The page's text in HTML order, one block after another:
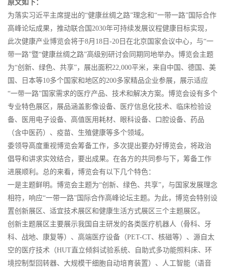
原文如下：
为落实习近平主席提出的“健康丝绸之路”理念和“一带一路”国际合作
高峰论坛成果，推动联合国2030年可持续发展议程健康目标实现，
此次健康产业博览会将于8月18日-20日在北京国家会议中心，与“一
带一路”暨“健康丝绸之路”高级别研讨会同期同地举办。博览会主题
为“创新、绿色、共享”，展出面积22,000平米，来自中国、德国、美
国、日本等10多个国家和地区的200多家精品企业参展，展示适应
“一带一路”国家需求的医疗产品、技术和解决方案。博览会设有多个
专业特色展区，展品涵盖影像设备、医疗信息化技术、临床检验设
备、医用电子设备、高值医用耗材、眼科设备、口腔设备、药品
（含中医药）、疫苗、生殖健康等多个领域。
委领导高度重视博览会筹备工作，多次提出要办好博览会，将政治
倡导和讲求实效结合，要出成果。在各方的共同参与下，筹备工作
进展顺利。总的来看，博览会有以下几个特色：
一是主题鲜明。博览会主题为“创新、绿色、共享”，与国家发展理念
相符，响应“一带一路”国际合作高峰论坛主题。为此，博览会特别设
置创新展区、适宜技术展区和健康生活方式展区三个主题展区。
创新主题展区主要展示我国自主研发的各类医疗机器人（骨科、牙
科、战地、康复等）、高端医疗设备（PET-CT、核磁等）、源自太
空的医疗技术（HUT直立倾斜试验系统、自助式多功能照料床、环
境控制型回转器、大规模干细胞自动培育装置）、人工智能（语音